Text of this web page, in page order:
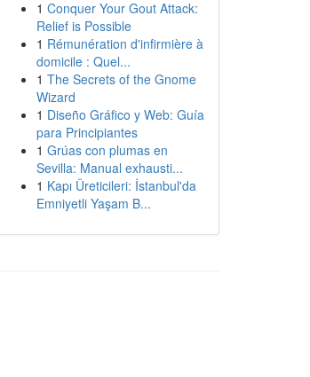
1 Conquer Your Gout Attack:
Relief is Possible
1 Rémunération d'infirmière à
domicile : Quel...
1 The Secrets of the Gnome
Wizard
1 Diseño Gráfico y Web: Guía
para Principiantes
1 Grúas con plumas en
Sevilla: Manual exhausti...
1 Kapı Üreticileri: İstanbul'da
Emniyetli Yaşam B...